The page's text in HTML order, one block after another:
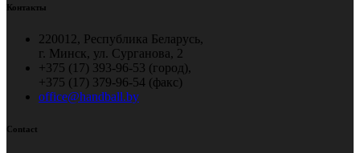
Контакты
220012, Республика Беларусь,
г. Минск, ул. Сурганова, 2
+375 (17) 393-96-53 (город),
+375 (17) 379-96-54 (факс)
office@handball.by
Contact